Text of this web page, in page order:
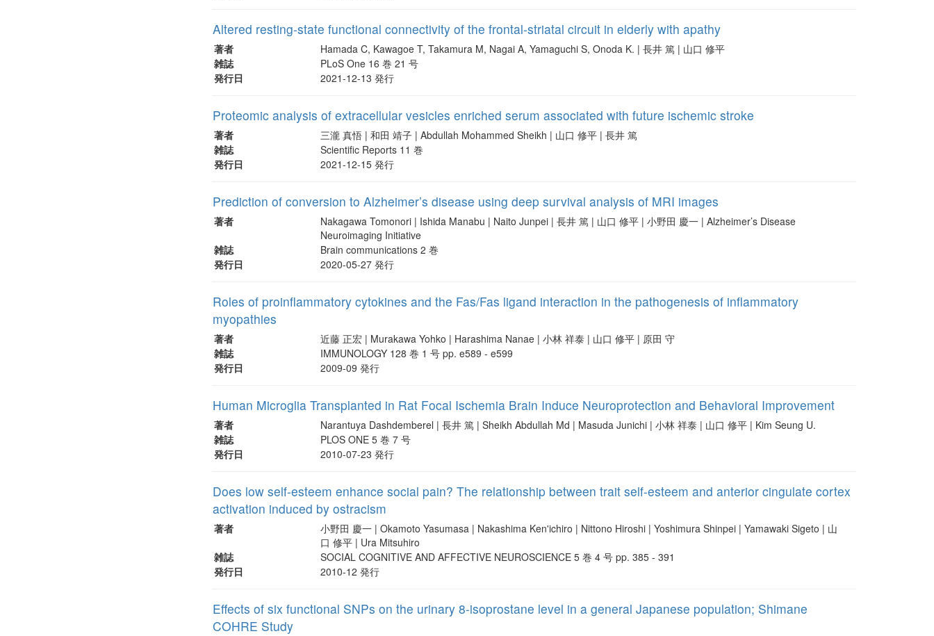
Altered resting-state functional connectivity of the frontal-striatal circuit in elderly with apathy
著者
Hamada C, Kawagoe T, Takamura M, Nagai A, Yamaguchi S, Onoda K. | 長井 篤 | 山口 修平
雑誌
PLoS One 16 巻 21 号
発行日
2021-12-13 発行
Proteomic analysis of extracellular vesicles enriched serum associated with future ischemic stroke
著者
三瀧 真悟 | 和田 靖子 | Abdullah Mohammed Sheikh | 山口 修平 | 長井 篤
雑誌
Scientific Reports 11 巻
発行日
2021-12-15 発行
Prediction of conversion to Alzheimer’s disease using deep survival analysis of MRI images
著者
Nakagawa Tomonori | Ishida Manabu | Naito Junpei | 長井 篤 | 山口 修平 | 小野田 慶一 | Alzheimer’s Disease
Neuroimaging Initiative
雑誌
Brain communications 2 巻
発行日
2020-05-27 発行
Roles of proinflammatory cytokines and the Fas/Fas ligand interaction in the pathogenesis of inflammatory
myopathies
著者
近藤 正宏 | Murakawa Yohko | Harashima Nanae | 小林 祥泰 | 山口 修平 | 原田 守
雑誌
IMMUNOLOGY 128 巻 1 号 pp. e589 - e599
発行日
2009-09 発行
Human Microglia Transplanted in Rat Focal Ischemia Brain Induce Neuroprotection and Behavioral Improvement
著者
Narantuya Dashdemberel | 長井 篤 | Sheikh Abdullah Md | Masuda Junichi | 小林 祥泰 | 山口 修平 | Kim Seung U.
雑誌
PLOS ONE 5 巻 7 号
発行日
2010-07-23 発行
Does low self-esteem enhance social pain? The relationship between trait self-esteem and anterior cingulate cortex
activation induced by ostracism
著者
小野田 慶一 | Okamoto Yasumasa | Nakashima Ken'ichiro | Nittono Hiroshi | Yoshimura Shinpei | Yamawaki Sigeto | 山
口 修平 | Ura Mitsuhiro
雑誌
SOCIAL COGNITIVE AND AFFECTIVE NEUROSCIENCE 5 巻 4 号 pp. 385 - 391
発行日
2010-12 発行
Effects of six functional SNPs on the urinary 8-isoprostane level in a general Japanese population; Shimane
COHRE Study